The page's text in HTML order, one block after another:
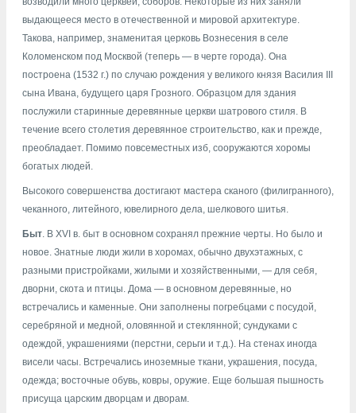
выдающееся место в отечественной и мировой архитектуре.
Такова, например, знаменитая церковь Вознесения в селе
Коломенском под Москвой (теперь — в черте города). Она
построена (1532 г.) по случаю рождения у великого князя Василия III
сына Ивана, будущего царя Грозного. Образцом для здания
послужили старинные деревянные церкви шатрового стиля. В
течение всего столетия деревянное строительство, как и прежде,
преобладает. Помимо повсеместных изб, сооружаются хоромы
богатых людей.
Высокого совершенства достигают мастера сканого (филигранного),
чеканного, литейного, ювелирного дела, шелкового шитья.
Быт. В XVI в. быт в основном сохранял прежние черты. Но было и
новое. Знатные люди жили в хоромах, обычно двухэтажных, с
разными пристройками, жилыми и хозяйственными, — для себя,
дворни, скота и птицы. Дома — в основном деревянные, но
встречались и каменные. Они заполнены погребцами с посудой,
серебряной и медной, оловянной и стеклянной; сундуками с
одеждой, украшениями (перстни, серьги и т.д.). На стенах иногда
висели часы. Встречались иноземные ткани, украшения, посуда,
одежда; восточные обувь, ковры, оружие. Еще большая пышность
присуща царским дворцам и дворам.